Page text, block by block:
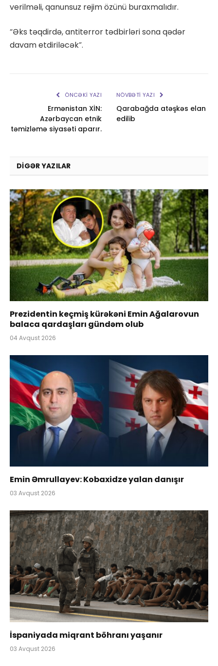
verilməli, qanunsuz rejim özünü buraxmalıdır.
“Əks təqdirdə, antiterror tədbirləri sona qədər
davam etdiriləcək”.
ÖNCƏKI YAZI
Ermənistan XİN:
Azərbaycan etnik
təmizləmə siyasəti aparır.
NÖVBƏTI YAZI
Qarabağda atəşkəs elan
edilib
DIGƏR YAZILAR
Prezidentin keçmiş kürəkəni Emin Ağalarovun
balaca qardaşları gündəm olub
04 Avqust 2026
Emin Əmrullayev: Kobaxidze yalan danışır
03 Avqust 2026
İspaniyada miqrant böhranı yaşanır
03 Avqust 2026